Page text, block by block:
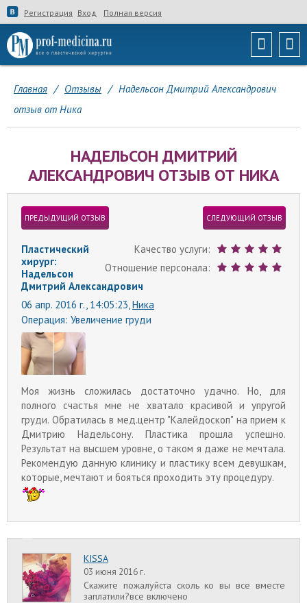
Регистрация Вход Полная версия
Главная / Отзывы / Надельсон Дмитрий Александрович
отзыв от Ника
НАДЕЛЬСОН ДМИТРИЙ
АЛЕКСАНДРОВИЧ ОТЗЫВ ОТ НИКА
ПРЕДЫДУЩИЙ ОТЗЫВ СЛЕДУЮЩИЙ ОТЗЫВ
Качество услуги:
Отношение персонала:
Пластический
хирург:
Надельсон
Дмитрий Александрович
06 апр. 2016 г., 14:05:23, Ника
Операция: Увеличение груди
Моя жизнь сложилась достаточно удачно. Но, для
полного счастья мне не хватало красивой и упругой
груди. Обратилась в мед.центр "Калейдоскоп" на прием к
Дмитрию Надельсону. Пластика прошла успешно.
Результат на высшем уровне, о таком я даже не мечтала.
Рекомендую данную клинику и пластику всем девушкам,
которые, мечтают и бояться проходить эту процедуру.
KISSA
03 июня 2016 г.
Скажите пожалуйста сколь ко вы все вместе
заплатили?все включено